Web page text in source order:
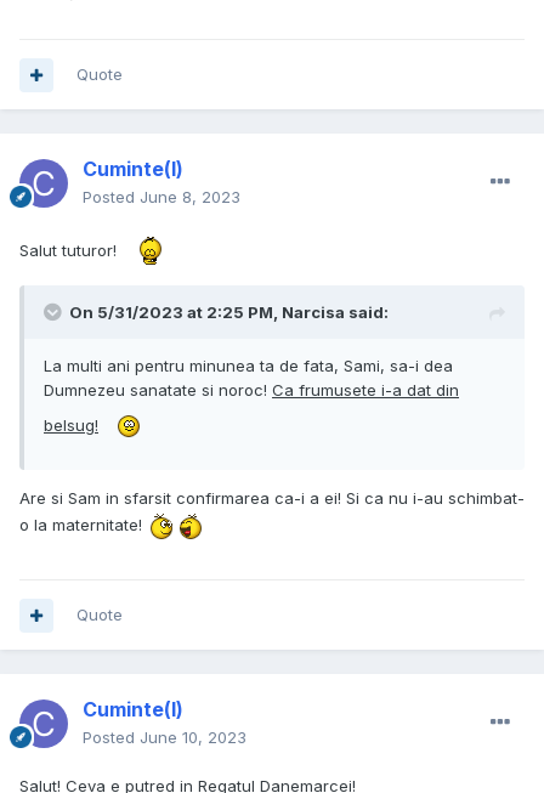
Quote
Cuminte(l)
Posted June 8, 2023
Salut tuturor!
On 5/31/2023 at 2:25 PM, Narcisa said:
La multi ani pentru minunea ta de fata, Sami, sa-i dea
Dumnezeu sanatate si noroc! Ca frumusete i-a dat din
belsug!
Are si Sam in sfarsit confirmarea ca-i a ei! Si ca nu i-au schimbat-
o la maternitate!
Quote
Cuminte(l)
Posted June 10, 2023
Salut! Ceva e putred in Regatul Danemarcei!